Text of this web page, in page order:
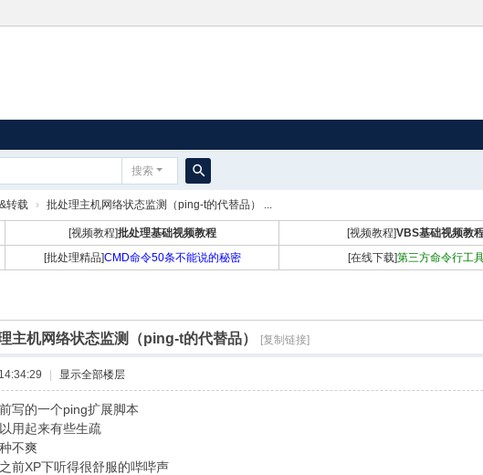
搜索
搜
索
转载 › 批处理主机网络状态监测（ping-t的代替品） ...
[视频教程]批处理基础视频教程 [视频教程]VBS基础视频教
[批处理精品]CMD命令50条不能说的秘密 [在线下载]第三方命令行工
主机网络状态监测（ping-t的代替品） [复制链接]
显示全部楼层
写的一个ping扩展脚本
用起来有些生疏
不爽
前XP下听得很舒服的哔哔声